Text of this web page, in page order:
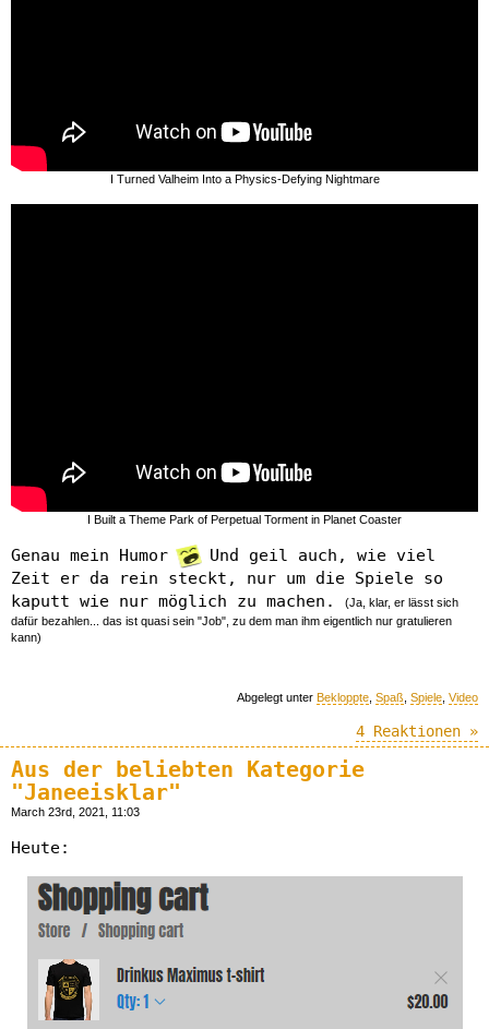
I Turned Valheim Into a Physics-Defying Nightmare
I Built a Theme Park of Perpetual Torment in Planet Coaster
Genau mein Humor
Und geil auch, wie viel
Zeit er da rein steckt, nur um die Spiele so
kaputt wie nur möglich zu machen.
(Ja, klar, er lässt sich
dafür bezahlen... das ist quasi sein "Job", zu dem man ihm eigentlich nur gratulieren
kann)
Abgelegt unter Bekloppte Spaß Spiele Video
4 Reaktionen »
Aus der beliebten Kategorie
"Janeeisklar"
March 23rd, 2021, 11:03
Heute: